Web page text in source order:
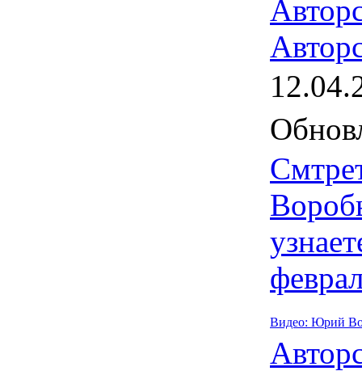
Видео: Юрий